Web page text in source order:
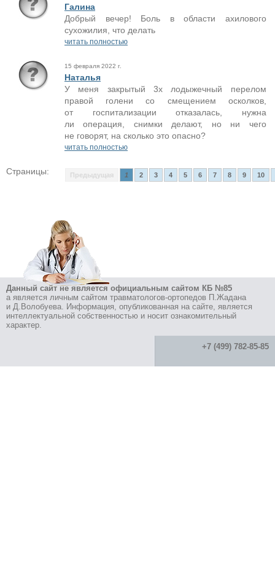
Галина
Добрый вечер! Боль в области ахилового
сухожилия, что делать
читать полностью
15 февраля 2022 г.
Наталья
У меня закрытый 3х лодыжечный перелом
правой голени со смещением осколков,
от госпитализации отказалась, нужна
ли операция, снимки делают, но ни чего
не говорят, на сколько это опасно?
читать полностью
Страницы: Предыдущая 1 2 3 4 5 6 7 8 9 10
Данный сайт не является официальным сайтом КБ №85
а является личным сайтом травматологов-ортопедов П.Жадана
и Д.Волобуева. Информация, опубликованная на сайте, является
интеллектуальной собственностью и носит ознакомительный
характер.
+7 (499) 782-85-85